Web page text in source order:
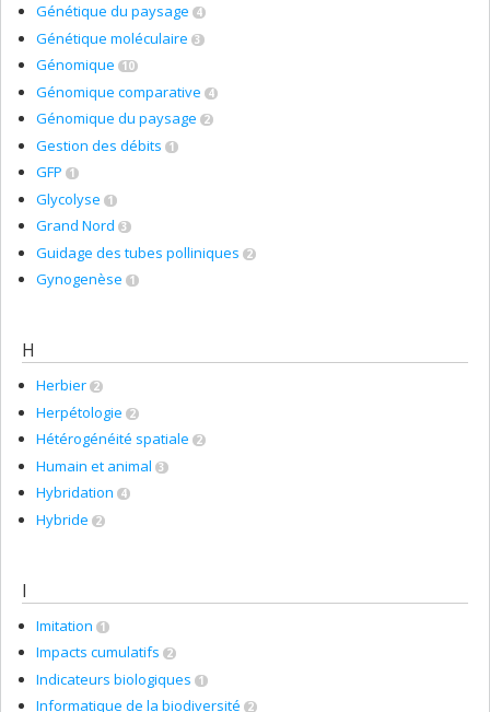
Génétique du paysage 4
Génétique moléculaire 3
Génomique 10
Génomique comparative 4
Génomique du paysage 2
Gestion des débits 1
GFP 1
Glycolyse 1
Grand Nord 3
Guidage des tubes polliniques 2
Gynogenèse 1
H
Herbier 2
Herpétologie 2
Hétérogénéité spatiale 2
Humain et animal 3
Hybridation 4
Hybride 2
I
Imitation 1
Impacts cumulatifs 2
Indicateurs biologiques 1
Informatique de la biodiversité 2